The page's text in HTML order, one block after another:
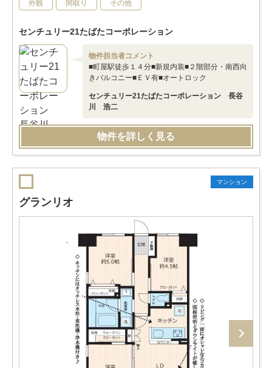
外観 間取り その他
センチュリー21たばたコーポレーション
物件担当者コメント
■町屋駅徒歩１４分■新規内装■２階部分・南西向
きバルコニー■ＥＶ有■オートロック
センチュリー21たばたコーポレーション 長谷
川 浩二
物件を詳しく見る
マンション
グランリオ